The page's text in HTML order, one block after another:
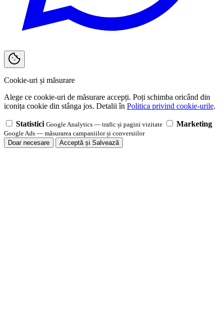
Cookie-uri și măsurare
Alege ce cookie-uri de măsurare accepți. Poți schimba oricând din
iconița cookie din stânga jos. Detalii în Politica privind cookie-urile.
Statistici Google Analytics — trafic și pagini vizitate Marketing
Google Ads — măsurarea campaniilor și conversiilor
Doar necesare
Acceptă și Salvează